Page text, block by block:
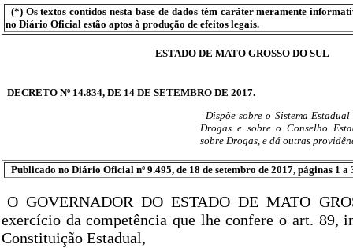
(*) Os textos contidos nesta base de dados têm caráter meramente
no Diário Oficial estão aptos à produção de efeitos legais.
ESTADO DE MATO GROSSO DO SUL
DECRETO Nº 14.834, DE 14 DE SETEMBRO DE 2017.
Dispõe sobre o Sistema
Drogas e sobre o Conselho
sobre Drogas, e dá outras
Publicado no Diário Oficial nº 9.495, de 18 de setembro de 2017, páginas 1 a
O GOVERNADOR DO ESTADO DE MATO
exercício da competência que lhe confere o art. 89,
Constituição Estadual,